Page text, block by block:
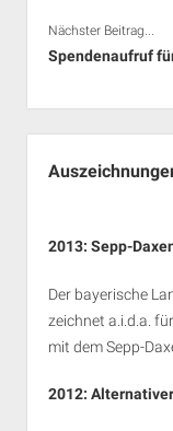
Nächster Beitrag...
Spendenaufruf
2013: Sepp-
Der bayerische
zeichnet a.i.d.a.
mit dem Sepp-
2012: